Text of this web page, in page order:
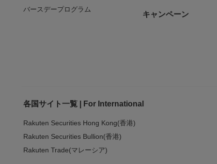
バースデープログラム
キャンペーン
各国サイト一覧 | For International
Rakuten Securities Hong Kong(香港)
Rakuten Securities Bullion(香港)
Rakuten Trade(マレーシア)